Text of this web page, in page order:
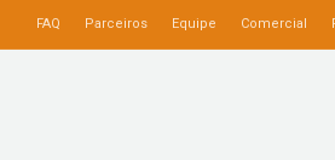
FAQ Parceiros Equipe Comercial